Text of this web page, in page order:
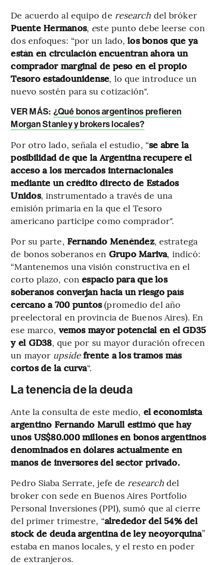
De acuerdo al equipo de research del bróker
Puente Hermanos, este punto debe leerse con
dos enfoques: “por un lado,los bonos que ya
están en circulación encuentran ahora un
comprador marginal de peso en el propio
Tesoro estadounidense, lo que introduce un
nuevo sostén para su cotización".
VER MÁS: ¿Qué bonos argentinos prefieren
Morgan Stanley y brokers locales?
Por otro lado, señala el estudio, “se abre la
posibilidad de que la Argentina recupere el
acceso a los mercados internacionales
mediante un crédito directo de Estados
Unidos, instrumentado a través de una
emisión primaria en la que el Tesoro
americano participe como comprador".
Por su parte, Fernando Menéndez, estratega
de bonos soberanos en Grupo Mariva, indicó:
“Mantenemos una visión constructiva en el
corto plazo, conespacio para que los
soberanos converjan hacia un riesgo país
cercano a 700 puntos(promedio del año
preelectoral en provincia de Buenos Aires). En
ese marco, vemos mayor potencial en el GD35
y el GD38, que por su mayor duración ofrecen
un mayor upside frente a los tramos más
cortos de la curva“.
La tenencia de la deuda
Ante la consulta de este medio, el economista
argentino Fernando Marull estimó que hay
unos US$80.000 millones en bonos argentinos
denominados en dólares actualmente en
manos de inversores del sector privado.
Pedro Siaba Serrate, jefe de researchdel
broker con sede en Buenos Aires Portfolio
Personal Inversiones (PPI), sumó que al cierre
del primer trimestre, “alrededor del 54% del
stock de deuda argentina de ley neoyorquina”
estaba en manos locales, y el resto en poder
de extranjeros.